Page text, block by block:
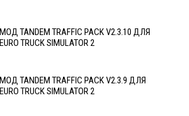
МОД TANDEM TRAFFIC PACK V2.3.10 ДЛЯ
EURO TRUCK SIMULATOR 2
МОД TANDEM TRAFFIC PACK V2.3.9 ДЛЯ
EURO TRUCK SIMULATOR 2